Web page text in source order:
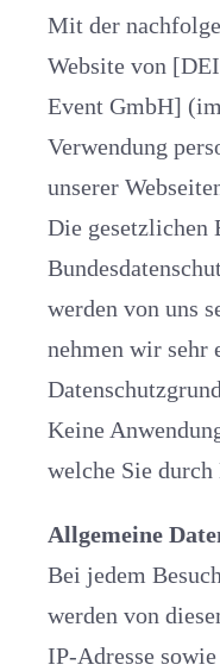
Mit der
Website von
Event GmbH] (im
Verwendung
unserer
Die gesetzlichen
werden von uns
nehmen wir sehr
Keine Anwendung
Bei jedem Besuch
werden von diesem
IP-Adresse